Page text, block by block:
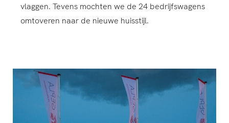
vlaggen. Tevens mochten we de 24 bedrijfswagens
omtoveren naar de nieuwe huisstijl.